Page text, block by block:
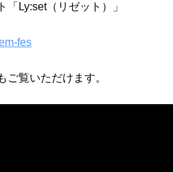
Ly:set（リゼット）」
fes
覧いただけます。